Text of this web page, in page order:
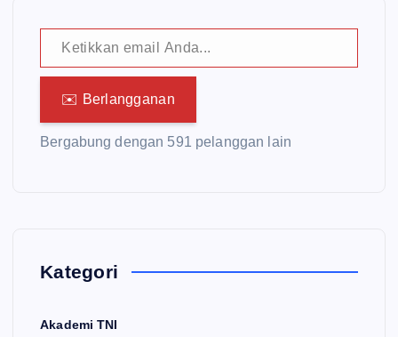
Ketikkan email Anda...
✉️ Berlangganan
Bergabung dengan 591 pelanggan lain
Kategori
Akademi TNI